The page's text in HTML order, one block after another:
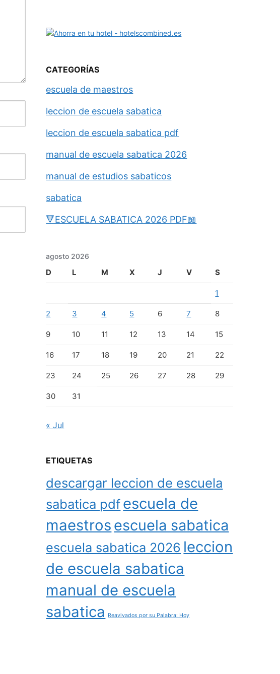
CATEGORÍAS
escuela de maestros
leccion de escuela sabatica
leccion de escuela sabatica pdf
manual de escuela sabatica 2026
manual de estudios sabaticos
sabatica
🔻ESCUELA SABATICA 2026 PDF📖
agosto 2026
D L M X J V S
1
2 3 4 5 6 7 8
9 10 11 12 13 14 15
16 17 18 19 20 21 22
23 24 25 26 27 28 29
30 31
« Jul
ETIQUETAS
descargar leccion de escuela
sabatica pdfescuela de
maestros escuela sabatica
escuela sabatica 2026 leccion
de escuela sabatica
manual de escuela
sabatica
Reavivados por su Palabra: Hoy